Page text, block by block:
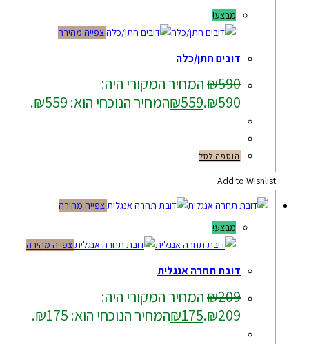
מבצע!
צפייה מהירה
דובים חתן/כלה
₪590
המחיר המקורי היה:
₪590.
₪559 המחיר הנוכחי הוא: ₪559.
הוספה לסל
Add to Wishlist
צפייה מהירה
מבצע!
צפייה מהירה
דובת תחרה אנגלית
₪209
המחיר המקורי היה:
₪209.
₪175 המחיר הנוכחי הוא: ₪175.